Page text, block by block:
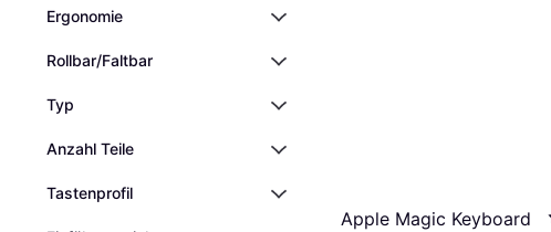
Ergonomie
Rollbar/Faltbar
Typ
Anzahl Teile
Tastenprofil
Apple Magic Keyboard